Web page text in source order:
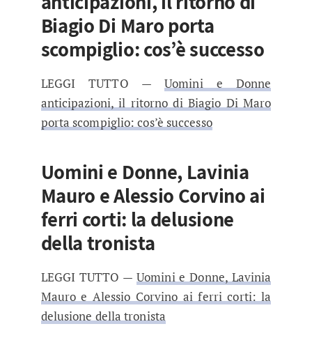
Biagio Di Maro porta
scompiglio: cos’è successo
LEGGI TUTTO —Uomini e Donne
anticipazioni, il ritorno di Biagio Di Maro
porta scompiglio: cos’è successo
Uomini e Donne, Lavinia
Mauro e Alessio Corvino ai
ferri corti: la delusione
della tronista
LEGGI TUTTO —Uomini e Donne, Lavinia
Mauro e Alessio Corvino ai ferri corti: la
delusione della tronista